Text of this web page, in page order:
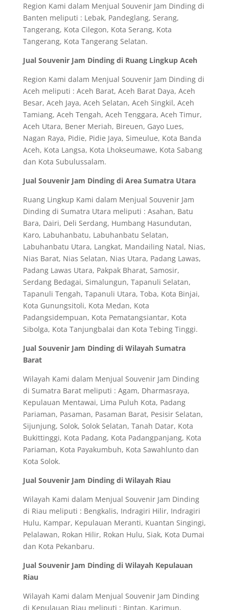
Region Kami dalam Menjual Souvenir Jam Dinding di
Banten meliputi : Lebak, Pandeglang, Serang,
Tangerang, Kota Cilegon, Kota Serang, Kota
Tangerang, Kota Tangerang Selatan.
Jual Souvenir Jam Dinding di Ruang Lingkup Aceh
Region Kami dalam Menjual Souvenir Jam Dinding di
Aceh meliputi : Aceh Barat, Aceh Barat Daya, Aceh
Besar, Aceh Jaya, Aceh Selatan, Aceh Singkil, Aceh
Tamiang, Aceh Tengah, Aceh Tenggara, Aceh Timur,
Aceh Utara, Bener Meriah, Bireuen, Gayo Lues,
Nagan Raya, Pidie, Pidie Jaya, Simeulue, Kota Banda
Aceh, Kota Langsa, Kota Lhokseumawe, Kota Sabang
dan Kota Subulussalam.
Jual Souvenir Jam Dinding di Area Sumatra Utara
Ruang Lingkup Kami dalam Menjual Souvenir Jam
Dinding di Sumatra Utara meliputi : Asahan, Batu
Bara, Dairi, Deli Serdang, Humbang Hasundutan,
Karo, Labuhanbatu, Labuhanbatu Selatan,
Labuhanbatu Utara, Langkat, Mandailing Natal, Nias,
Nias Barat, Nias Selatan, Nias Utara, Padang Lawas,
Padang Lawas Utara, Pakpak Bharat, Samosir,
Serdang Bedagai, Simalungun, Tapanuli Selatan,
Tapanuli Tengah, Tapanuli Utara, Toba, Kota Binjai,
Kota Gunungsitoli, Kota Medan, Kota
Padangsidempuan, Kota Pematangsiantar, Kota
Sibolga, Kota Tanjungbalai dan Kota Tebing Tinggi.
Jual Souvenir Jam Dinding di Wilayah Sumatra
Barat
Wilayah Kami dalam Menjual Souvenir Jam Dinding
di Sumatra Barat meliputi : Agam, Dharmasraya,
Kepulauan Mentawai, Lima Puluh Kota, Padang
Pariaman, Pasaman, Pasaman Barat, Pesisir Selatan,
Sijunjung, Solok, Solok Selatan, Tanah Datar, Kota
Bukittinggi, Kota Padang, Kota Padangpanjang, Kota
Pariaman, Kota Payakumbuh, Kota Sawahlunto dan
Kota Solok.
Jual Souvenir Jam Dinding di Wilayah Riau
Wilayah Kami dalam Menjual Souvenir Jam Dinding
di Riau meliputi : Bengkalis, Indragiri Hilir, Indragiri
Hulu, Kampar, Kepulauan Meranti, Kuantan Singingi,
Pelalawan, Rokan Hilir, Rokan Hulu, Siak, Kota Dumai
dan Kota Pekanbaru.
Jual Souvenir Jam Dinding di Wilayah Kepulauan
Riau
Wilayah Kami dalam Menjual Souvenir Jam Dinding
di Kepulauan Riau meliputi : Bintan, Karimun,